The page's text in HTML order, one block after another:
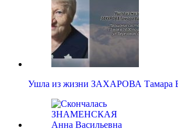
Ушла из жизни ЗАХАРОВА Тамара